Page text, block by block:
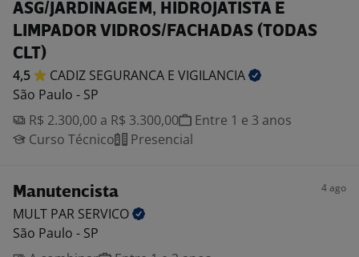
ASG/JARDINAGEM, HIDROJATISTA E
LIMPADOR VIDROS/FACHADAS (TODAS
CLT)
4,5 CADIZ SEGURANCA E VIGILANCIA
São Paulo - SP
R$ 2.300,00 a R$ 3.300,00
Entre 1 e 3 anos
Curso Técnico
Presencial
Manutencista 4 ago
MULT PAR SERVICO
São Paulo - SP